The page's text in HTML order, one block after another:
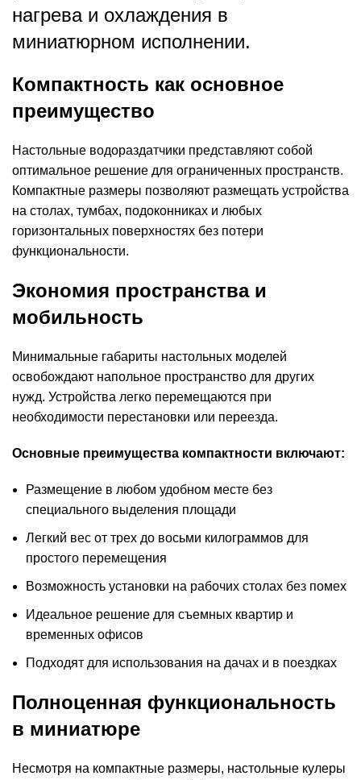
нагрева и охлаждения в
миниатюрном исполнении.
Компактность как основное
преимущество
Настольные водораздатчики представляют собой
оптимальное решение для ограниченных пространств.
Компактные размеры позволяют размещать устройства
на столах, тумбах, подоконниках и любых
горизонтальных поверхностях без потери
функциональности.
Экономия пространства и
мобильность
Минимальные габариты настольных моделей
освобождают напольное пространство для других
нужд. Устройства легко перемещаются при
необходимости перестановки или переезда.
Основные преимущества компактности включают:
Размещение в любом удобном месте без
специального выделения площади
Легкий вес от трех до восьми килограммов для
простого перемещения
Возможность установки на рабочих столах без помех
Идеальное решение для съемных квартир и
временных офисов
Подходят для использования на дачах и в поездках
Полноценная функциональность
в миниатюре
Несмотря на компактные размеры, настольные кулеры